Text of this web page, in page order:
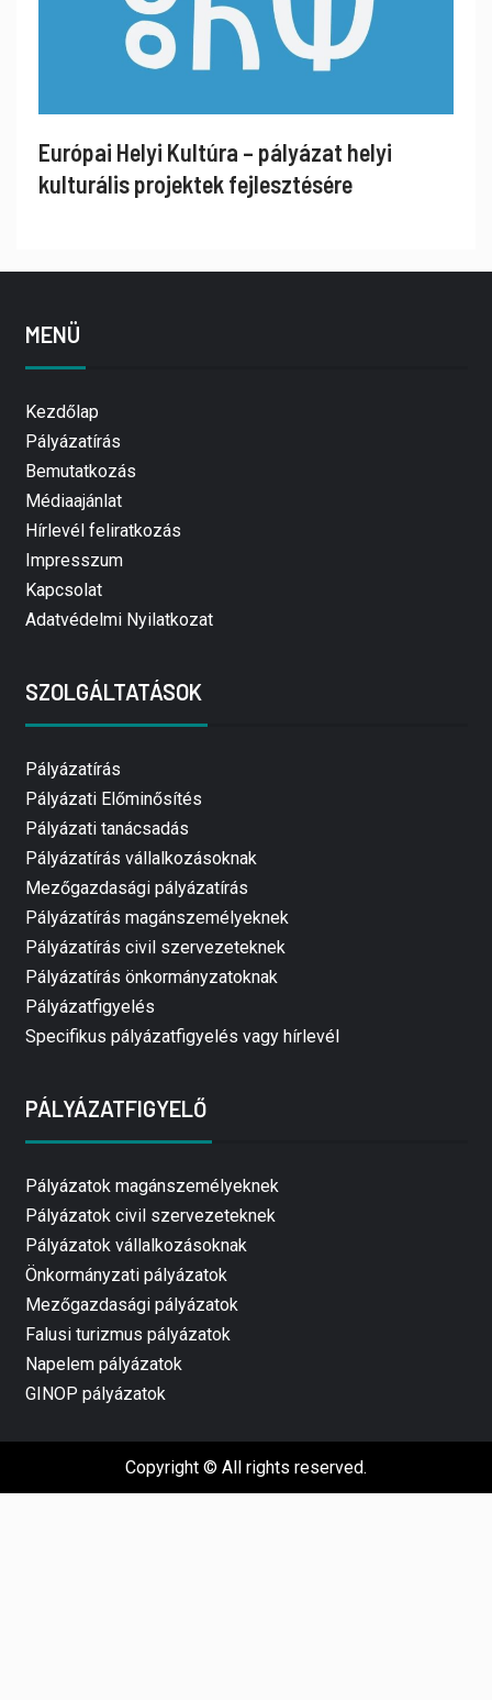
Európai Helyi Kultúra – pályázat helyi
kulturális projektek fejlesztésére
MENÜ
Kezdőlap
Pályázatírás
Bemutatkozás
Médiaajánlat
Hírlevél feliratkozás
Impresszum
Kapcsolat
Adatvédelmi Nyilatkozat
SZOLGÁLTATÁSOK
Pályázatírás
Pályázati Előminősítés
Pályázati tanácsadás
Pályázatírás vállalkozásoknak
Mezőgazdasági pályázatírás
Pályázatírás magánszemélyeknek
Pályázatírás civil szervezeteknek
Pályázatírás önkormányzatoknak
Pályázatfigyelés
Specifikus pályázatfigyelés vagy hírlevél
PÁLYÁZATFIGYELŐ
Pályázatok magánszemélyeknek
Pályázatok civil szervezeteknek
Pályázatok vállalkozásoknak
Önkormányzati pályázatok
Mezőgazdasági pályázatok
Falusi turizmus pályázatok
Napelem pályázatok
GINOP pályázatok
Copyright © All rights reserved.